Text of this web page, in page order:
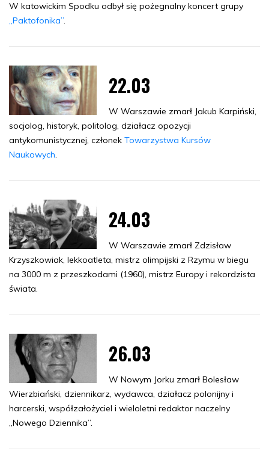
W katowickim Spodku odbył się pożegnalny koncert grupy
„Paktofonika”.
22.03
W Warszawie zmarł Jakub Karpiński,
socjolog, historyk, politolog, działacz opozycji
antykomunistycznej, członek Towarzystwa Kursów
Naukowych.
24.03
W Warszawie zmarł Zdzisław
Krzyszkowiak, lekkoatleta, mistrz olimpijski z Rzymu w biegu
na 3000 m z przeszkodami (1960), mistrz Europy i rekordzista
świata.
26.03
W Nowym Jorku zmarł Bolesław
Wierzbiański, dziennikarz, wydawca, działacz polonijny i
harcerski, współzałożyciel i wieloletni redaktor naczelny
„Nowego Dziennika”.